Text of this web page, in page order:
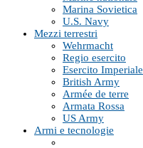
Marina Sovietica
U.S. Navy
Mezzi terrestri
Wehrmacht
Regio esercito
Esercito Imperiale
British Army
Armée de terre
Armata Rossa
US Army
Armi e tecnologie